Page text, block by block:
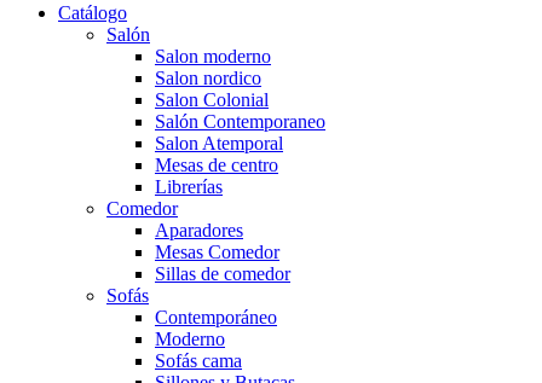
Catálogo
Salón
Salon moderno
Salon nordico
Salon Colonial
Salón Contemporaneo
Salon Atemporal
Mesas de centro
Librerías
Comedor
Aparadores
Mesas Comedor
Sillas de comedor
Sofás
Contemporáneo
Moderno
Sofás cama